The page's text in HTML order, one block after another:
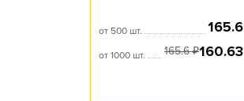
от 500 шт. 165.6
от 1000 шт. 165.6₽160.63